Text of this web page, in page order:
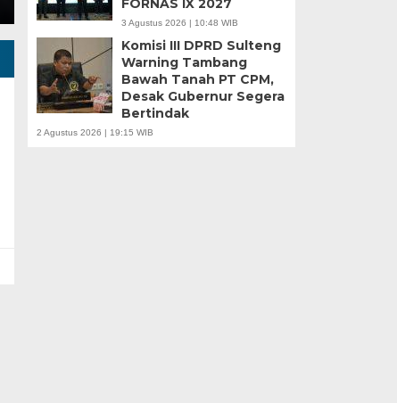
FORNAS IX 2027
3 Agustus 2026 | 10:48 WIB
Komisi III DPRD Sulteng
Warning Tambang
Bawah Tanah PT CPM,
Desak Gubernur Segera
Bertindak
2 Agustus 2026 | 19:15 WIB